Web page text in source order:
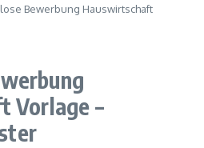
Bewerbung Hauswirtschaft
Vorlage –